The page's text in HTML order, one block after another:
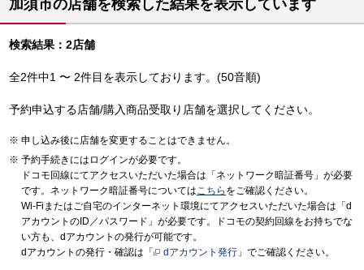
加須市の店舗を検索した結果を表示しています
検索結果：2店舗
全2件中1 〜 2件目を表示しております。(50音順)
予約申込する店舗/購入商品受取り店舗を選択してください。
申し込み後に店舗を変更することはできません。
予約手続きにはログインが必要です。
ドコモ回線にてアクセスいただいた場合は「ネットワーク暗証番号」が必要
です。ネットワーク暗証番号についてはこちら をご確認ください。
Wi-Fiまたはご自宅のインターネット環境にてアクセスいただいた場合は「d
アカウントのID／パスワード」が必要です。ドコモの契約回線をお持ちでな
い方も、dアカウントの発行が可能です。
dアカウントの発行・確認は「
dアカウント発行 」でご確認ください。